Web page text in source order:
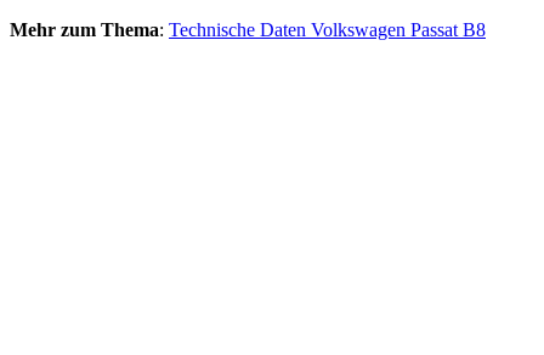
Mehr zum Thema: Technische Daten Volkswagen Passat B8